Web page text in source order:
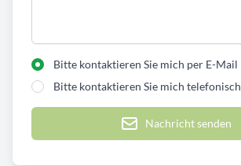
Bitte kontaktieren Sie mich per E-Mail
Bitte kontaktieren Sie mich telefonisch
Nachricht senden